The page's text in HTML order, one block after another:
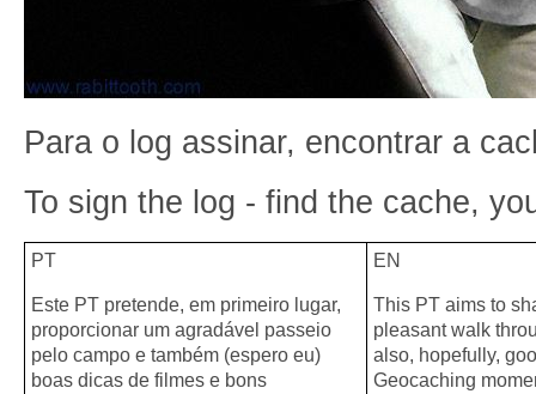
Para o log assinar, encontrar a
To sign the log - find the cache,
PT
Este PT pretende, em primeiro lugar,
proporcionar um agradável passeio
pelo campo e também (espero eu)
boas dicas de filmes e bons
EN
This PT aims to
pleasant walk
also, hopefully,
Geocaching